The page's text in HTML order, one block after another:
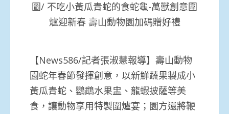
圖/ 不吃小黃瓜青蛇的食蛇龜-萬獸創意圍
爐迎新春 壽山動物園加碼贈好禮
【News586/記者張淑慧報導】壽山動物
園蛇年春節發揮創意，以新鮮蔬果製成小
黃瓜青蛇、鸚鵡水果盅、龍蝦披薩等美
食，讓動物享用特製圍爐宴；園方還將鞭